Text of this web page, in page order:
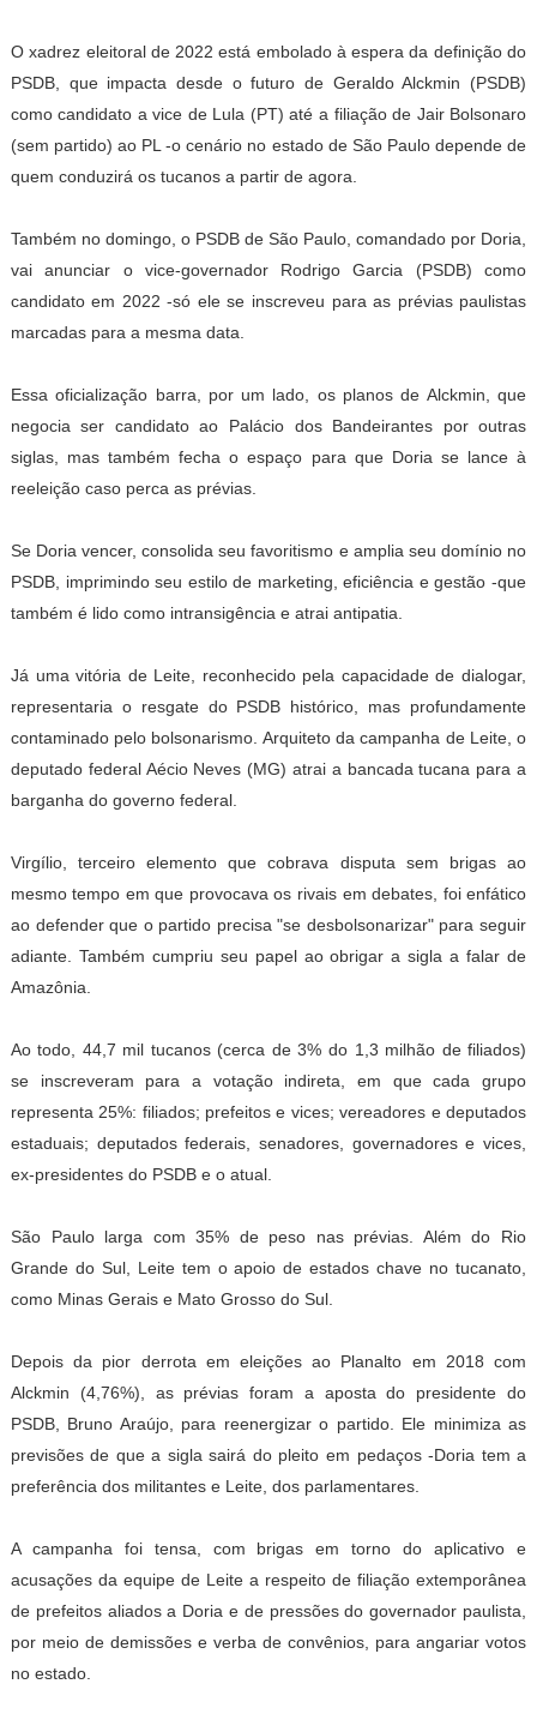
O xadrez eleitoral de 2022 está embolado à espera da definição do
PSDB, que impacta desde o futuro de Geraldo Alckmin (PSDB)
como candidato a vice de Lula (PT) até a filiação de Jair Bolsonaro
(sem partido) ao PL -o cenário no estado de São Paulo depende de
quem conduzirá os tucanos a partir de agora.
Também no domingo, o PSDB de São Paulo, comandado por Doria,
vai anunciar o vice-governador Rodrigo Garcia (PSDB) como
candidato em 2022 -só ele se inscreveu para as prévias paulistas
marcadas para a mesma data.
Essa oficialização barra, por um lado, os planos de Alckmin, que
negocia ser candidato ao Palácio dos Bandeirantes por outras
siglas, mas também fecha o espaço para que Doria se lance à
reeleição caso perca as prévias.
Se Doria vencer, consolida seu favoritismo e amplia seu domínio no
PSDB, imprimindo seu estilo de marketing, eficiência e gestão -que
também é lido como intransigência e atrai antipatia.
Já uma vitória de Leite, reconhecido pela capacidade de dialogar,
representaria o resgate do PSDB histórico, mas profundamente
contaminado pelo bolsonarismo. Arquiteto da campanha de Leite, o
deputado federal Aécio Neves (MG) atrai a bancada tucana para a
barganha do governo federal.
Virgílio, terceiro elemento que cobrava disputa sem brigas ao
mesmo tempo em que provocava os rivais em debates, foi enfático
ao defender que o partido precisa "se desbolsonarizar" para seguir
adiante. Também cumpriu seu papel ao obrigar a sigla a falar de
Amazônia.
Ao todo, 44,7 mil tucanos (cerca de 3% do 1,3 milhão de filiados)
se inscreveram para a votação indireta, em que cada grupo
representa 25%: filiados; prefeitos e vices; vereadores e deputados
estaduais; deputados federais, senadores, governadores e vices,
ex-presidentes do PSDB e o atual.
São Paulo larga com 35% de peso nas prévias. Além do Rio
Grande do Sul, Leite tem o apoio de estados chave no tucanato,
como Minas Gerais e Mato Grosso do Sul.
Depois da pior derrota em eleições ao Planalto em 2018 com
Alckmin (4,76%), as prévias foram a aposta do presidente do
PSDB, Bruno Araújo, para reenergizar o partido. Ele minimiza as
previsões de que a sigla sairá do pleito em pedaços -Doria tem a
preferência dos militantes e Leite, dos parlamentares.
A campanha foi tensa, com brigas em torno do aplicativo e
acusações da equipe de Leite a respeito de filiação extemporânea
de prefeitos aliados a Doria e de pressões do governador paulista,
por meio de demissões e verba de convênios, para angariar votos
no estado.